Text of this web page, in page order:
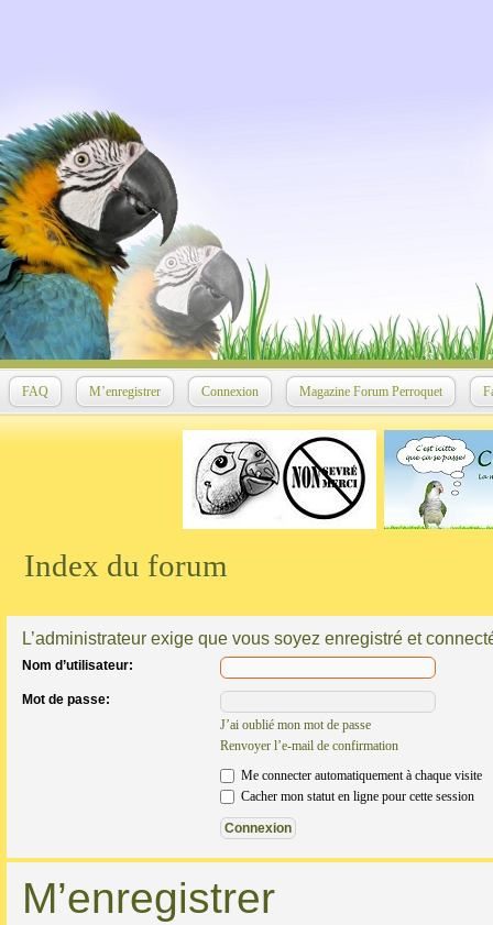
FAQ M’enregistrer Connexion Magazine Forum Perroquet
Index du forum
L’administrateur exige que vous soyez enregistré et
Nom d’utilisateur:
Mot de passe:
J’ai oublié mon mot de passe
Renvoyer l’e-mail de confirmation
Me connecter automatiquement à chaque visite
Cacher mon statut en ligne pour cette session
M’enregistrer